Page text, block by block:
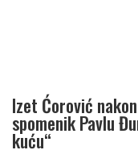
Izet Ćorović
spomenik Pavlu
kuću“